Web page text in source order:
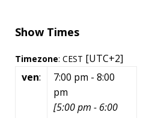
Show Times
Timezone:CEST [UTC+2]
ven: 7:00 pm -8:00
pm
[5:00 pm - 6:00